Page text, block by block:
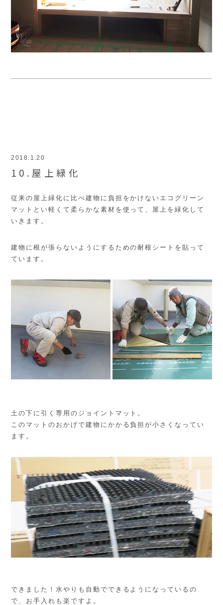
2018.1.20
10.屋上緑化
従来の屋上緑化に比べ建物に負担をかけないエコグリーン
マットとい軽くて柔らかな素材を使って、屋上を緑化して
いきます。
建物に根が張らないようにするための耐根シートを貼って
ています。
土の下に引く専用のジョイントマット。
このマットのおかげで建物にかかる負担が小さくなってい
ます。
できました！水やりも自動でできるようになっているの
で、お手入れも楽ですよ。